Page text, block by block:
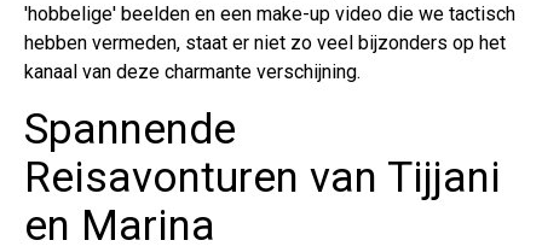
'hobbelige' beelden en een make-up video die we tactisch
hebben vermeden, staat er niet zo veel bijzonders op het
kanaal van deze charmante verschijning.
Spannende
Reisavonturen van Tijjani
en Marina